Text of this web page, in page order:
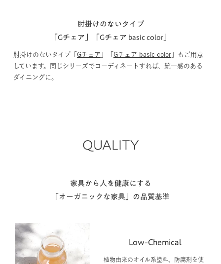
肘掛けのないタイプ
「Gチェア」「Gチェア basic color」
肘掛けのないタイプ「 Gチェア Gチェア basic color」もご用意
しています。同じシリーズでコーディネートすれば、統一感のある
ダイニングに。
QUALITY
家具から人を健康にする
「オーガニックな家具」の品質基準
Low-Chemical
植物由来のオイル系塗料、防腐剤を使